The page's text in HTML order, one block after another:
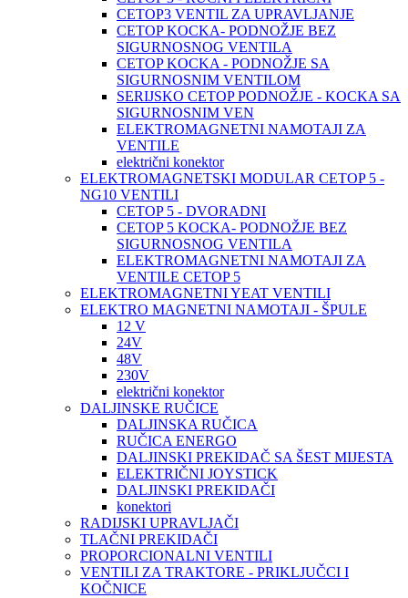
CETOP3 VENTIL ZA UPRAVLJANJE
CETOP KOCKA- PODNOŽJE BEZ
SIGURNOSNOG VENTILA
CETOP KOCKA - PODNOŽJE SA
SIGURNOSNIM VENTILOM
SERIJSKO CETOP PODNOŽJE - KOCKA SA
SIGURNOSNIM VEN
ELEKTROMAGNETNI NAMOTAJI ZA
VENTILE
električni konektor
ELEKTROMAGNETSKI MODULAR CETOP 5 -
NG10 VENTILI
CETOP 5 - DVORADNI
CETOP 5 KOCKA- PODNOŽJE BEZ
SIGURNOSNOG VENTILA
ELEKTROMAGNETNI NAMOTAJI ZA
VENTILE CETOP 5
ELEKTROMAGNETNI YEAT VENTILI
ELEKTRO MAGNETNI NAMOTAJI - ŠPULE
12 V
24V
48V
230V
električni konektor
DALJINSKE RUČICE
DALJINSKA RUČICA
RUČICA ENERGO
DALJINSKI PREKIDAČ SA ŠEST MIJESTA
ELEKTRIČNI JOYSTICK
DALJINSKI PREKIDAČI
konektori
RADIJSKI UPRAVLJAČI
TLAČNI PREKIDAČI
PROPORCIONALNI VENTILI
VENTILI ZA TRAKTORE - PRIKLJUČCI I
KOČNICE